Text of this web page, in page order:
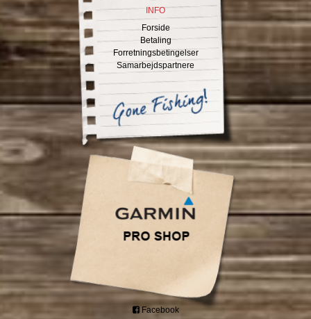
INFO
Forside
Betaling
Forretningsbetingelser
Samarbejdspartnere
Facebook